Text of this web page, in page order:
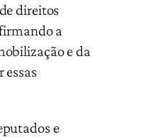
direitos
a
e da
e